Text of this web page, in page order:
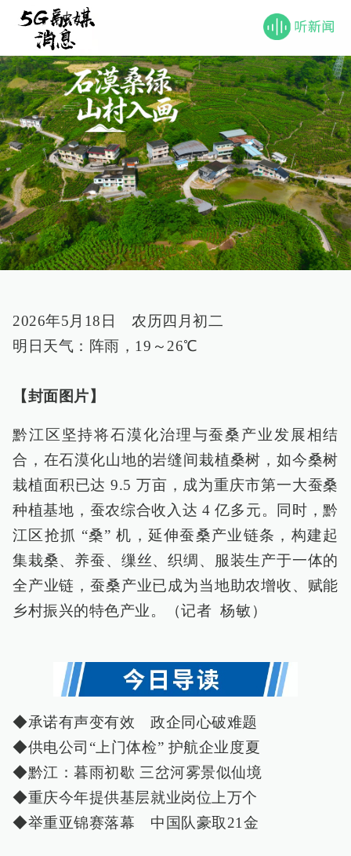
2026年5月18日 农历四月初二
明日天气：阵雨，19～26℃
【封面图片】
黔江区坚持将石漠化治理与蚕桑产业发展相结
合，在石漠化山地的岩缝间栽植桑树，如今桑树
栽植面积已达 9.5 万亩，成为重庆市第一大蚕桑
种植基地，蚕农综合收入达 4 亿多元。同时，黔
江区抢抓 “桑” 机，延伸蚕桑产业链条，构建起
集栽桑、养蚕、缫丝、织绸、服装生产于一体的
全产业链，蚕桑产业已成为当地助农增收、赋能
乡村振兴的特色产业。（记者 杨敏）
◆承诺有声变有效 政企同心破难题
◆供电公司“上门体检” 护航企业度夏
◆黔江：暮雨初歇 三岔河雾景似仙境
◆重庆今年提供基层就业岗位上万个
◆举重亚锦赛落幕 中国队豪取21金